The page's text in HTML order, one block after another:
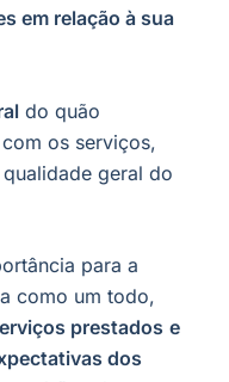
em relação à sua
do quão
os serviços,
geral do
para a
como um todo,
prestados e
dos